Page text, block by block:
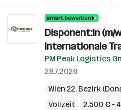
Disponent:in (m/
internationale
PM Peak Logistics
28.7.2026
Wien 22. Bezirk
Vollzeit
2.500 € –